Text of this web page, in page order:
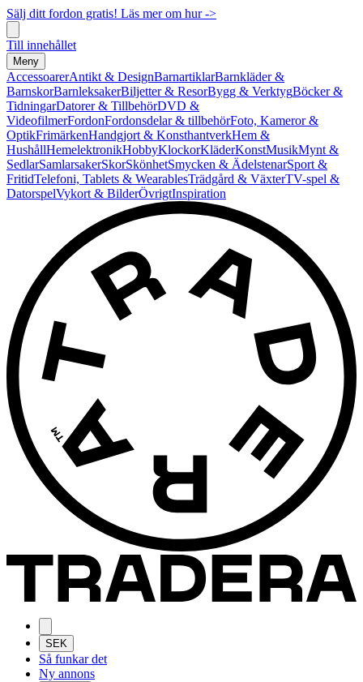
Sälj ditt fordon gratis! Läs mer om hur ->
Till innehållet
Meny
AccessoarerAntikt & DesignBarnartiklarBarnkläder &
BarnskorBarnleksakerBiljetter & ResorBygg & VerktygBöcker &
TidningarDatorer & TillbehörDVD &
VideofilmerFordonFordonsdelar & tillbehörFoto, Kameror &
OptikFrimärkenHandgjort & KonsthantverkHem &
HushållHemelektronikHobbyKlockorKläderKonstMusikMynt &
SedlarSamlarsakerSkorSkönhetSmycken & ÄdelstenarSport &
FritidTelefoni, Tablets & WearablesTrädgård & VäxterTV-spel &
DatorspelVykort & BilderÖvrigtInspiration
SEK
Så funkar det
Ny annons